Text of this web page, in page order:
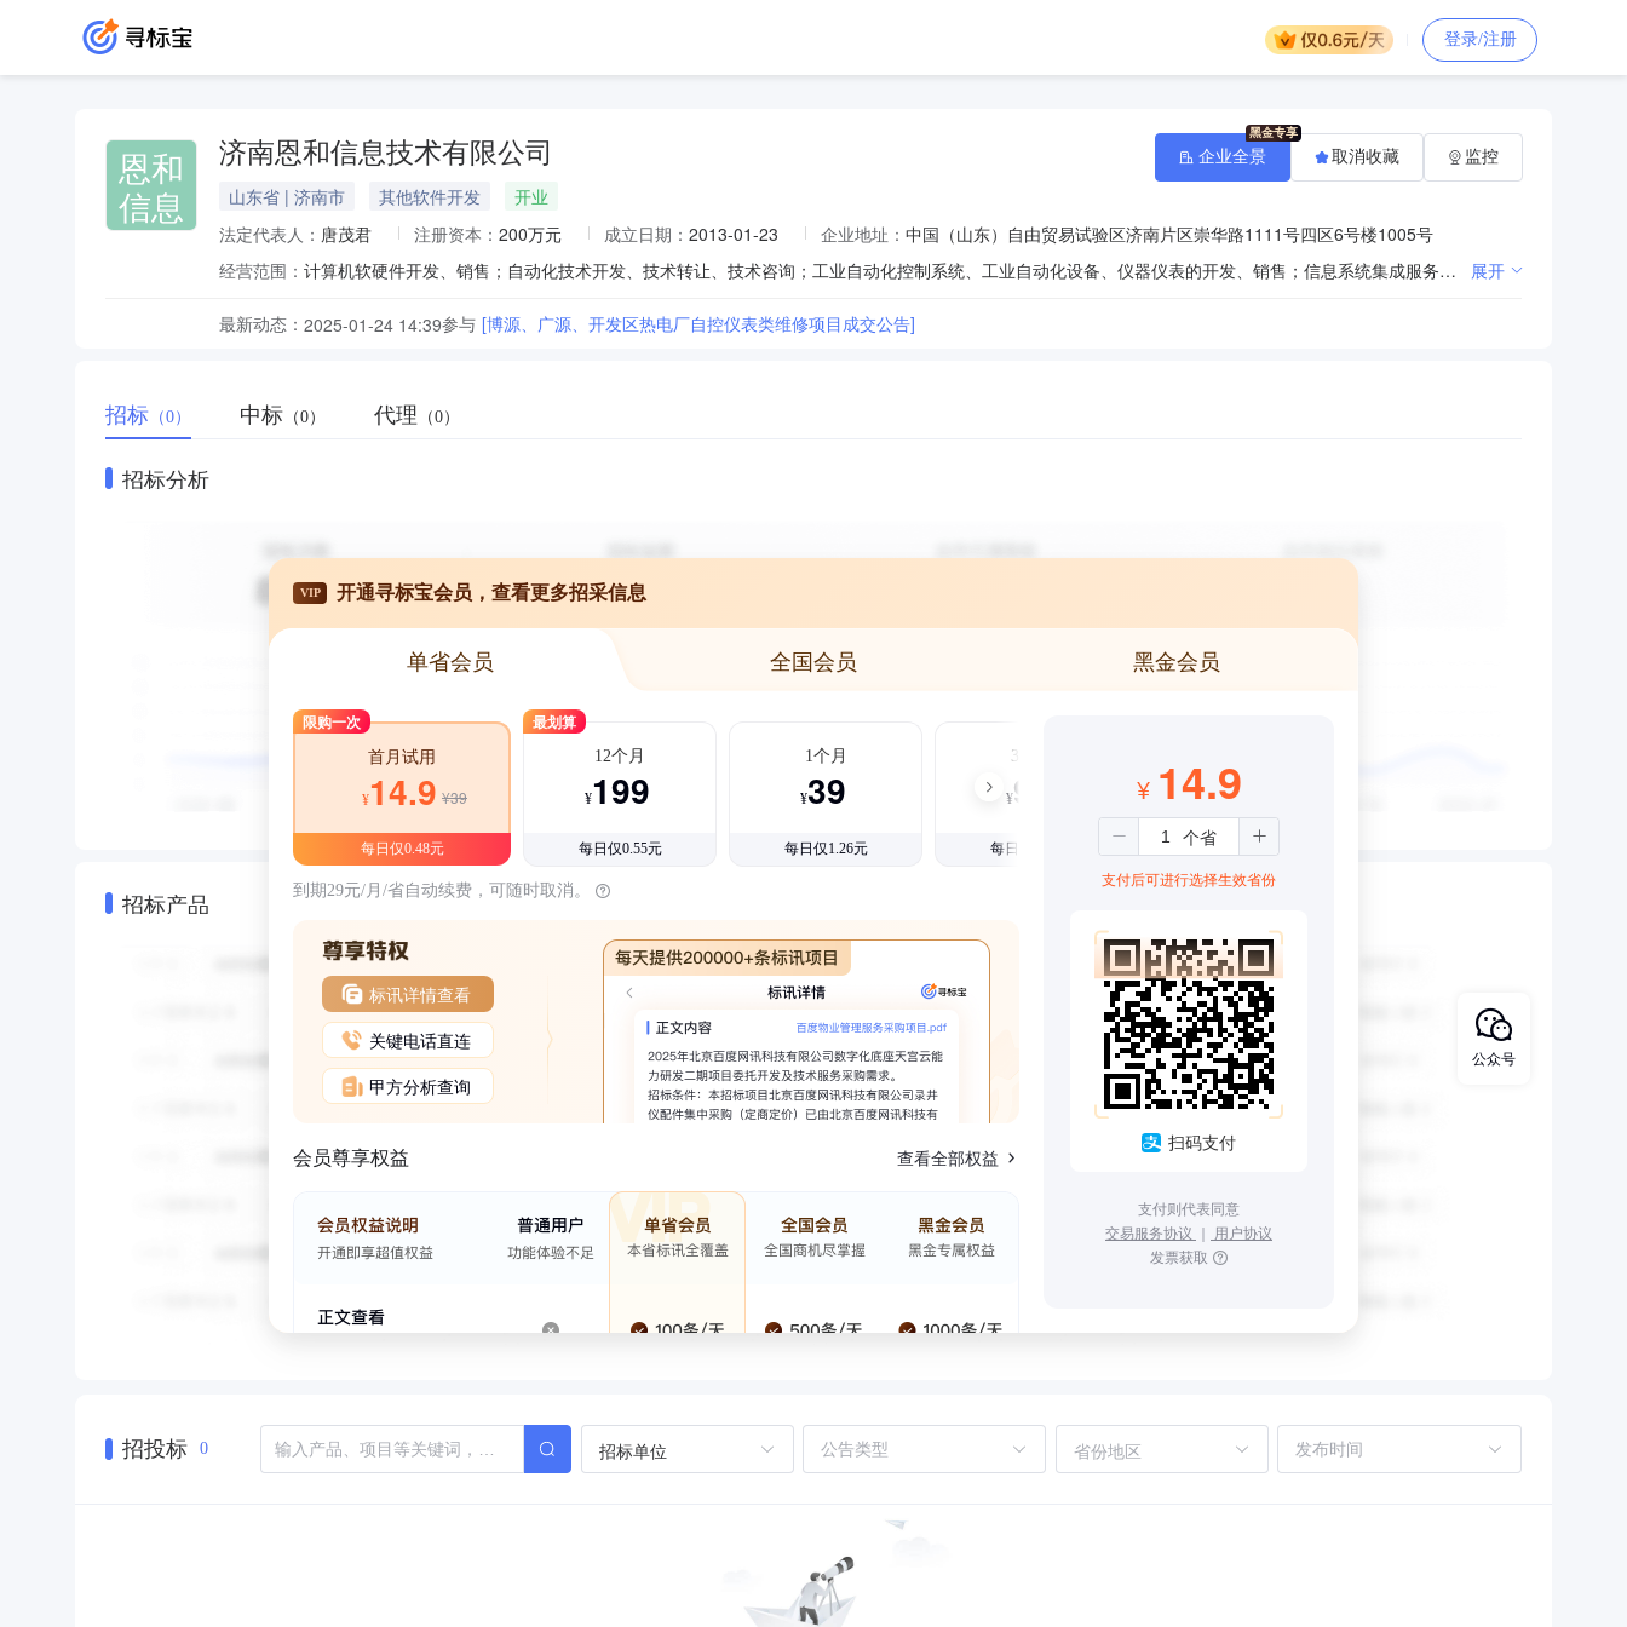
登录/注册
恩和
信息
济南恩和信息技术有限公司
山东省 | 济南市 其他软件开发
开业
法定代表人： 唐茂君 注册资本： 200万元 成立日期： 2013-01-23 企业地址： 中国（山东）自由贸易试验区济南片区崇华路1111号四区6号楼1005号
经营范围：
计算机软硬件开发、销售；自动化技术开发、技术转让、技术咨询；工业自动化控制系统、工业自动化设备、仪器仪表的开发、销售；信息系统集成服务；环保工程、安防工程的设计、施工；环保技术开发；建筑工程施工；非专控监控设备、新能源应用系统设备的研发、销售、技术服务、技术咨询、技术转让以及其他按法律、法规、国务院决定等规定未禁止和不需经营许可的项目。（依法须经批准的项目，经相关部门批准后方可开展经营活动） 展开
最新动态： 2025-01-24 14:39参与 [博源、广源、开发区热电厂自控仪表类维修项目成交公告]
企业全景 取消收藏 监控
招标 （0） 中标 （0） 代理 （0）
招标分析
招标产品
VIP 开通寻标宝会员，查看更多招采信息
单省会员 全国会员 黑金会员
限购一次
首月试用
¥14.9 ¥39
每日仅0.48元
最划算
12个月
¥199
每日仅0.55元
1个月
¥39
每日仅1.26元
3个月
¥99
每日仅1.08元
到期29元/月/省自动续费，可随时取消。
标讯详情查看
关键电话直连
甲方分析查询
会员尊享权益 查看全部权益
¥ 14.9
支付后可进行选择生效省份
扫码支付
支付则代表同意
交易服务协议 ｜ 用户协议
发票获取
招投标 0 招标单位 省份地区
公众号